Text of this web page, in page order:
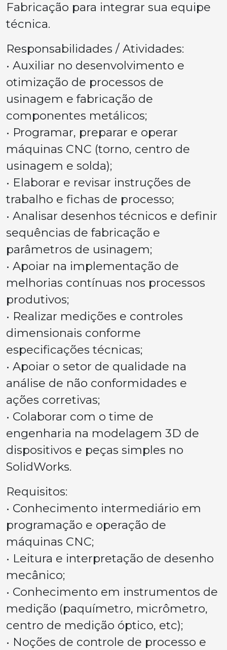
Fabricação para integrar sua equipe
técnica.
Responsabilidades / Atividades:
• Auxiliar no desenvolvimento e
otimização de processos de
usinagem e fabricação de
componentes metálicos;
• Programar, preparar e operar
máquinas CNC (torno, centro de
usinagem e solda);
• Elaborar e revisar instruções de
trabalho e fichas de processo;
• Analisar desenhos técnicos e definir
sequências de fabricação e
parâmetros de usinagem;
• Apoiar na implementação de
melhorias contínuas nos processos
produtivos;
• Realizar medições e controles
dimensionais conforme
especificações técnicas;
• Apoiar o setor de qualidade na
análise de não conformidades e
ações corretivas;
• Colaborar com o time de
engenharia na modelagem 3D de
dispositivos e peças simples no
SolidWorks.
Requisitos:
• Conhecimento intermediário em
programação e operação de
máquinas CNC;
• Leitura e interpretação de desenho
mecânico;
• Conhecimento em instrumentos de
medição (paquímetro, micrômetro,
centro de medição óptico, etc);
• Noções de controle de processo e